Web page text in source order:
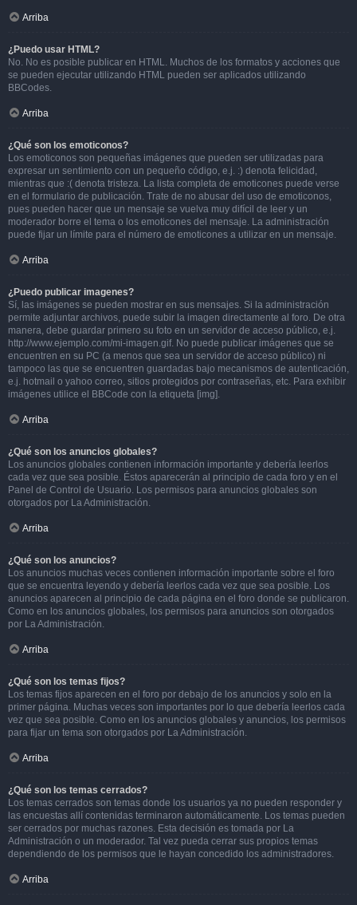
Arriba
¿Puedo usar HTML?
No. No es posible publicar en HTML. Muchos de los formatos y acciones que
se pueden ejecutar utilizando HTML pueden ser aplicados utilizando
BBCodes.
Arriba
¿Qué son los emoticonos?
Los emoticonos son pequeñas imágenes que pueden ser utilizadas para
expresar un sentimiento con un pequeño código, e.j. :) denota felicidad,
mientras que :( denota tristeza. La lista completa de emoticones puede verse
en el formulario de publicación. Trate de no abusar del uso de emoticonos,
pues pueden hacer que un mensaje se vuelva muy difícil de leer y un
moderador borre el tema o los emoticones del mensaje. La administración
puede fijar un límite para el número de emoticones a utilizar en un mensaje.
Arriba
¿Puedo publicar imagenes?
Sí, las imágenes se pueden mostrar en sus mensajes. Si la administración
permite adjuntar archivos, puede subir la imagen directamente al foro. De otra
manera, debe guardar primero su foto en un servidor de acceso público, e.j.
http://www.ejemplo.com/mi-imagen.gif. No puede publicar imágenes que se
encuentren en su PC (a menos que sea un servidor de acceso público) ni
tampoco las que se encuentren guardadas bajo mecanismos de autenticación,
e.j. hotmail o yahoo correo, sitios protegidos por contraseñas, etc. Para exhibir
imágenes utilice el BBCode con la etiqueta [img].
Arriba
¿Qué son los anuncios globales?
Los anuncios globales contienen información importante y debería leerlos
cada vez que sea posible. Éstos aparecerán al principio de cada foro y en el
Panel de Control de Usuario. Los permisos para anuncios globales son
otorgados por La Administración.
Arriba
¿Qué son los anuncios?
Los anuncios muchas veces contienen información importante sobre el foro
que se encuentra leyendo y debería leerlos cada vez que sea posible. Los
anuncios aparecen al principio de cada página en el foro donde se publicaron.
Como en los anuncios globales, los permisos para anuncios son otorgados
por La Administración.
Arriba
¿Qué son los temas fijos?
Los temas fijos aparecen en el foro por debajo de los anuncios y solo en la
primer página. Muchas veces son importantes por lo que debería leerlos cada
vez que sea posible. Como en los anuncios globales y anuncios, los permisos
para fijar un tema son otorgados por La Administración.
Arriba
¿Qué son los temas cerrados?
Los temas cerrados son temas donde los usuarios ya no pueden responder y
las encuestas allí contenidas terminaron automáticamente. Los temas pueden
ser cerrados por muchas razones. Esta decisión es tomada por La
Administración o un moderador. Tal vez pueda cerrar sus propios temas
dependiendo de los permisos que le hayan concedido los administradores.
Arriba